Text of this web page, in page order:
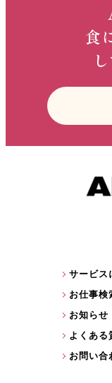
食
サービス
お仕事検
お知らせ
よくある
お問い合